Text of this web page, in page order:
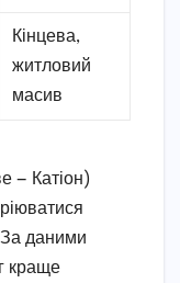
Кінцева,
житловий
масив
— Катіон)
За даними
краще